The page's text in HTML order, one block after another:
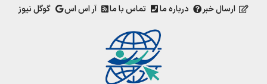
ارسال خبر درباره ما تماس با ما آر اس اس گوگل نیوز